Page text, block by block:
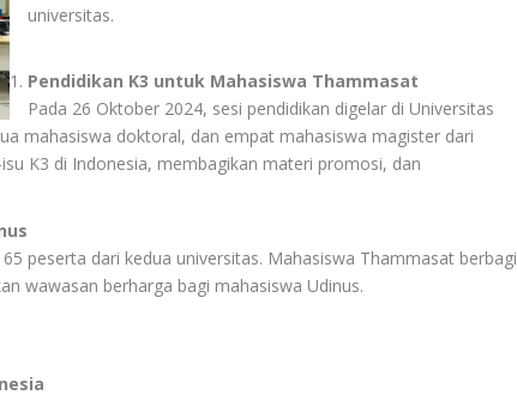
universitas.
Pendidikan K3 untuk Mahasiswa Thammasat
Pada 26 Oktober 2024, sesi pendidikan digelar di Universitas
mahasiswa doktoral, dan empat mahasiswa magister dari
K3 di Indonesia, membagikan materi promosi, dan
peserta dari kedua universitas. Mahasiswa Thammasat berbagi
wawasan berharga bagi mahasiswa Udinus.